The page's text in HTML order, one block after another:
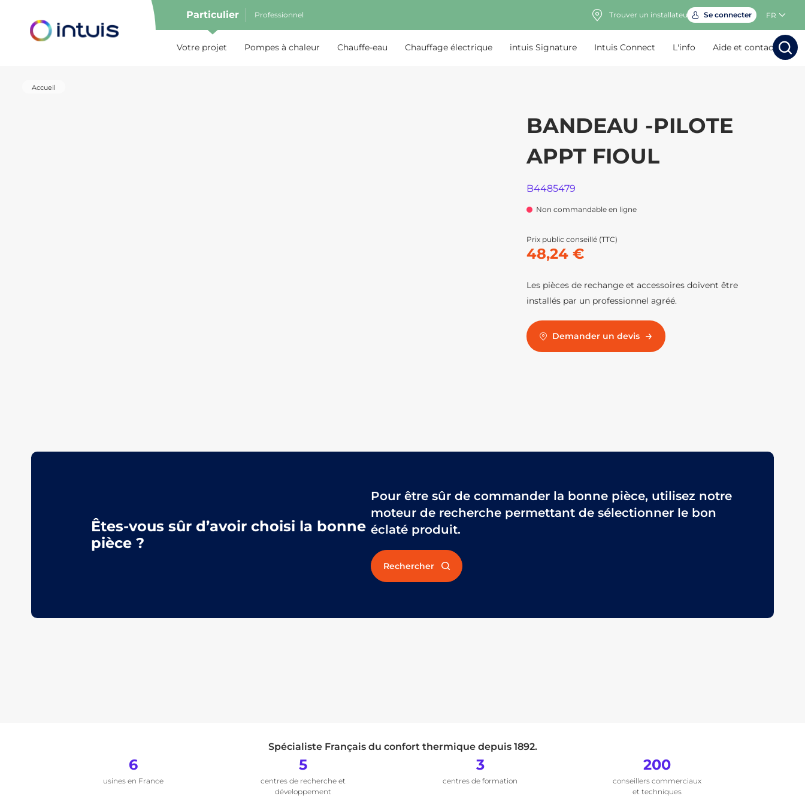
Particulier Professionnel Trouver un installateur Se connecter FR
Votre projet Pompes à chaleur Chauffe-eau Chauffage électrique intuis Signature Intuis Connect L'info Aide et contact
RechercherRechercher
menu
Accueil
BANDEAU -PILOTE
APPT FIOUL
B4485479
Non commandable en ligne
Prix public conseillé (TTC)
48,24 €
Les pièces de rechange et accessoires doivent être
installés par un professionnel agréé.
Demander un devis
Êtes-vous sûr d’avoir choisi la bonne
pièce ?
Pour être sûr de commander la bonne pièce, utilisez notre
moteur de recherche permettant de sélectionner le bon
éclaté produit.
Rechercher
Spécialiste Français du confort thermique depuis 1892.
6
usines en France
5
centres de recherche et
développement
3
centres de formation
200
conseillers commerciaux
et techniques